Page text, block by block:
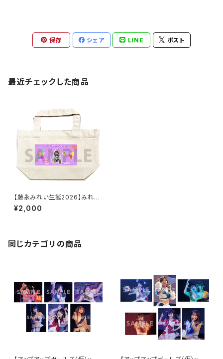
保存 シェア LINE ポスト
最近チェックした商品
【藤永みれい生誕2026】みれた
ん描き下ろし トートバッグ
¥2,000
同じカテゴリの商品